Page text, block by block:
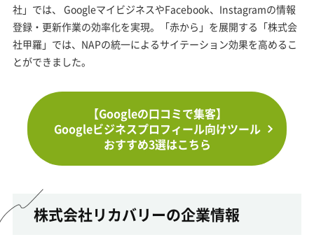
社」では、 GoogleマイビジネスやFacebook、Instagramの情報
登録・更新作業の効率化を実現。「赤から」を展開する「株式会
社甲羅」では、NAPの統一によるサイテーション効果を高めるこ
とができました。
【Googleの口コミで集客】
Googleビジネスプロフィール向けツール
おすすめ3選はこちら
株式会社リカバリーの企業情報